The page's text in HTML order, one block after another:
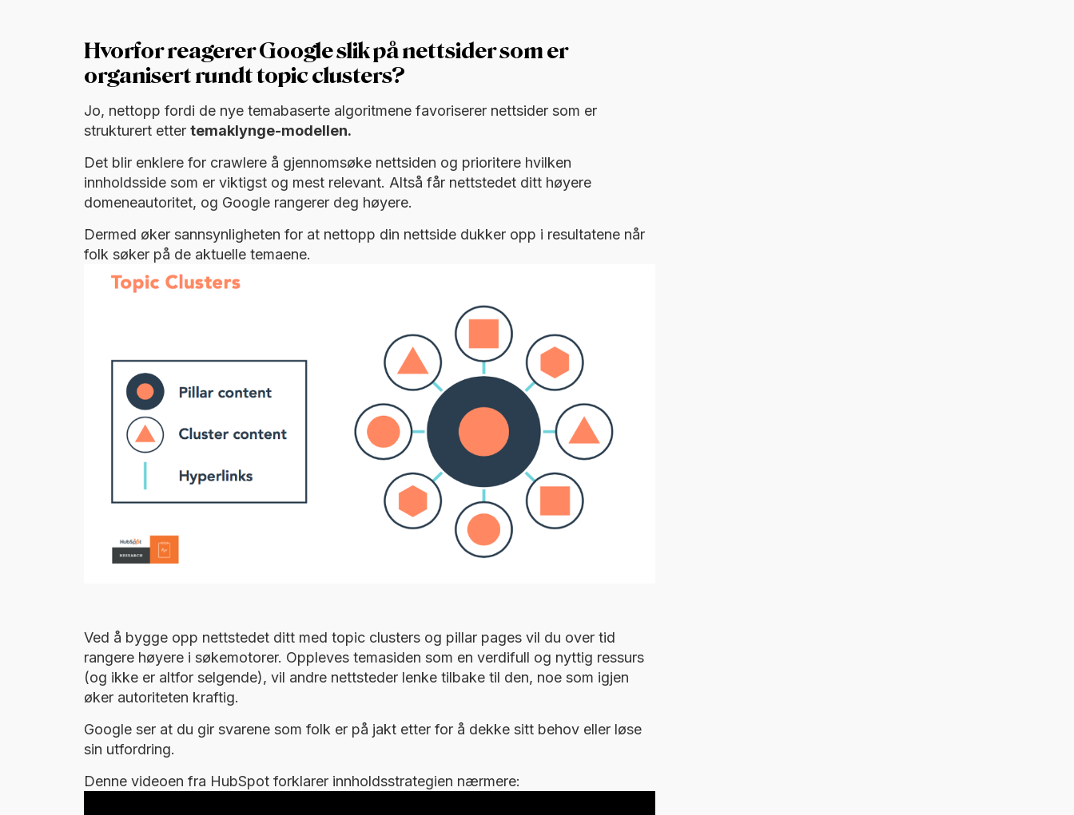
Hvorfor reagerer Google slik på nettsider som er
organisert rundt topic clusters?
Jo, nettopp fordi de nye temabaserte algoritmene favoriserer nettsider som er
strukturert etter temaklynge-modellen.
Det blir enklere for crawlere å gjennomsøke nettsiden og prioritere hvilken
innholdsside som er viktigst og mest relevant. Altså får nettstedet ditt høyere
domeneautoritet, og Google rangerer deg høyere.
Dermed øker sannsynligheten for at nettopp din nettside dukker opp i resultatene når
folk søker på de aktuelle temaene.
Ved å bygge opp nettstedet ditt med topic clusters og pillar pages vil du over tid
rangere høyere i søkemotorer. Oppleves temasiden som en verdifull og nyttig ressurs
(og ikke er altfor selgende), vil andre nettsteder lenke tilbake til den, noe som igjen
øker autoriteten kraftig.
Google ser at du gir svarene som folk er på jakt etter for å dekke sitt behov eller løse
sin utfordring.
Denne videoen fra HubSpot forklarer innholdsstrategien nærmere: